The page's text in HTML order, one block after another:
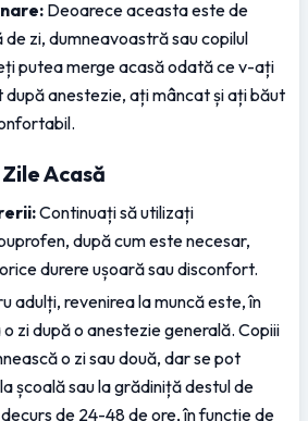
Deoarece aceasta este de
zi, dumneavoastră sau copilul
putea merge acasă odată ce v-ați
anestezie, ați mâncat și ați băut
Acasă
Continuați să utilizați
după cum este necesar,
durere ușoară sau disconfort.
adulți, revenirea la muncă este, în
zi după o anestezie generală. Copiii
o zi sau două, dar se pot
școală sau la grădiniță destul de
de 24-48 de ore, în funcție de